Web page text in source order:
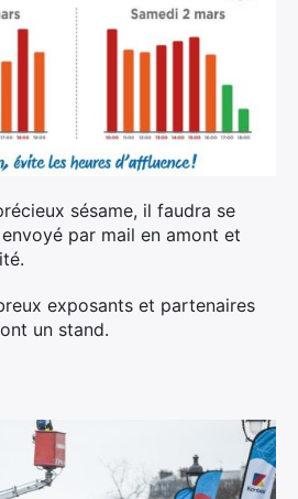
sésame, il faudra se
par mail en amont et
exposants et partenaires
un stand.